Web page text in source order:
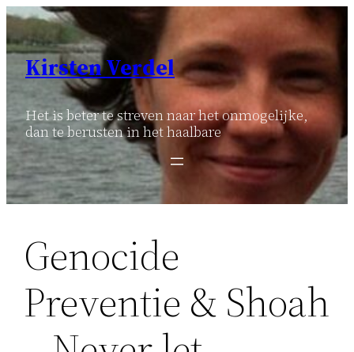
Ga
naar
inhoud
Kirsten Verdel
Het is beter te streven naar het onmogelijke,
dan te berusten in het haalbare
Genocide
Preventie & Shoah